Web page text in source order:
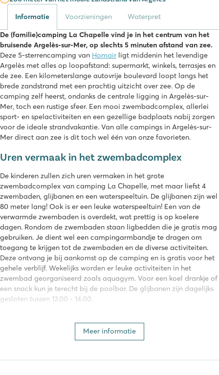
Informatie Voorzieningen Waterpret
De (familie)camping La Chapelle vind je in het centrum van het
bruisende Argelès-sur-Mer, op slechts 5 minuten afstand van zee.
Deze 5-sterrencamping van Homair ligt middenin het levendige
Argelès met alles op loopafstand: supermarkt, winkels, terrasjes en
de zee. Een kilometerslange autovrije boulevard loopt langs het
brede zandstrand met een prachtig uitzicht over zee. Op de
camping zelf heerst, ondanks de centrale ligging in Argelès-sur-
Mer, toch een rustige sfeer. Een mooi zwembadcomplex, allerlei
sport- en spelactiviteiten en een gezellige badplaats nabij zorgen
voor de ideale strandvakantie. Van alle campings in Argelès-sur-
Mer direct aan zee is dit toch wel één van onze favorieten.
Uren vermaak in het zwembadcomplex
De kinderen zullen zich uren vermaken in het grote
zwembadcomplex van camping La Chapelle, met maar liefst 4
zwembaden, glijbanen en een waterspeeltuin. De glijbanen zijn wel
80 meter lang! Ook is er een leuke waterspeeltuin! Een van de
verwarmde zwembaden is overdekt, wat prettig is op koelere
dagen. Rondom de zwembaden staan ligbedden die je gratis mag
gebruiken. Je dient wel een campingarmbandje te dragen om
toegang te krijgen tot de zwembaden en de diverse activiteiten.
Deze ontvang je bij aankomst op de camping en is gratis voor het
gehele verblijf. Wekelijks worden er leuke activiteiten in het
zwembad georganiseerd zoals aquagym. Voor een koel drankje of
een snack kun je terecht bij de poolbar. De glijbanen zijn dagelijks
gesloten tussen 12.00 - 14.00.
in de zee, op slechts 200 meter van de camping. Op het strand heb
waterscooters. Op het strand vind je zelfs wat speelgelegenheden,
Meer informatie